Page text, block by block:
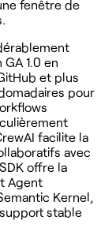
fenêtre de
1.0 en
et plus
pour
facilite la
avec
offre la
Agent
Kernel,
stable